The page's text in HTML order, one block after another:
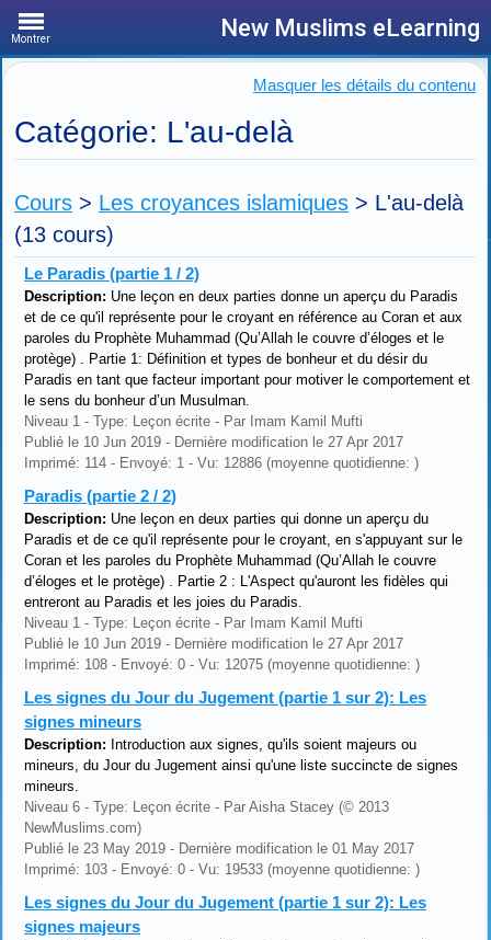
Montrer New Muslims eLearning
Masquer les détails du contenu
Catégorie: L'au-delà
Cours > Les croyances islamiques > L'au-delà
(13 cours)
Le Paradis (partie 1 / 2)
Description: Une leçon en deux parties donne un aperçu du Paradis
et de ce qu'il représente pour le croyant en référence au Coran et aux
paroles du Prophète Muhammad (Qu’Allah le couvre d’éloges et le
protège) . Partie 1: Définition et types de bonheur et du désir du
Paradis en tant que facteur important pour motiver le comportement et
le sens du bonheur d’un Musulman.
Niveau 1 - Type: Leçon écrite - Par Imam Kamil Mufti
Publié le 10 Jun 2019 - Dernière modification le 27 Apr 2017
Imprimé: 114 - Envoyé: 1 - Vu: 12886 (moyenne quotidienne: )
Paradis (partie 2 / 2)
Description: Une leçon en deux parties qui donne un aperçu du
Paradis et de ce qu'il représente pour le croyant, en s'appuyant sur le
Coran et les paroles du Prophète Muhammad (Qu’Allah le couvre
d’éloges et le protège) . Partie 2 : L'Aspect qu'auront les fidèles qui
entreront au Paradis et les joies du Paradis.
Niveau 1 - Type: Leçon écrite - Par Imam Kamil Mufti
Publié le 10 Jun 2019 - Dernière modification le 27 Apr 2017
Imprimé: 108 - Envoyé: 0 - Vu: 12075 (moyenne quotidienne: )
Les signes du Jour du Jugement (partie 1 sur 2): Les
signes mineurs
Description: Introduction aux signes, qu'ils soient majeurs ou
mineurs, du Jour du Jugement ainsi qu'une liste succincte de signes
mineurs.
Niveau 6 - Type: Leçon écrite - Par Aisha Stacey (© 2013
NewMuslims.com)
Publié le 23 May 2019 - Dernière modification le 01 May 2017
Imprimé: 103 - Envoyé: 0 - Vu: 19533 (moyenne quotidienne: )
Les signes du Jour du Jugement (partie 1 sur 2): Les
signes majeurs